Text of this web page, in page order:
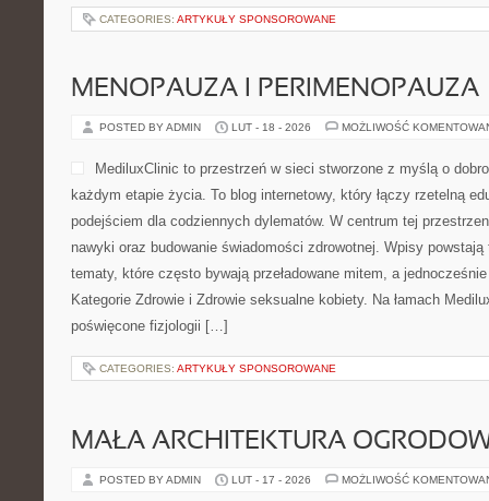
CATEGORIES: ARTYKUŁY SPONSOROWANE
MENOPAUZA I PERIMENOPAUZA
POSTED BY ADMIN LUT - 18 - 2026 MOŻLIWOŚĆ
MediluxClinic to przestrzeń w sieci stworzone z myślą o
każdym etapie życia. To blog internetowy, który łączy rzetelną
podejściem dla codziennych dylematów. W centrum tej
nawyki oraz budowanie świadomości zdrowotnej. Wpisy
tematy, które często bywają przeładowane mitem, a
Kategorie Zdrowie i Zdrowie seksualne kobiety. Na łamach
poświęcone fizjologii […]
CATEGORIES: ARTYKUŁY SPONSOROWANE
MAŁA ARCHITEKTURA
POSTED BY ADMIN LUT - 17 - 2026 MOŻLIWOŚĆ